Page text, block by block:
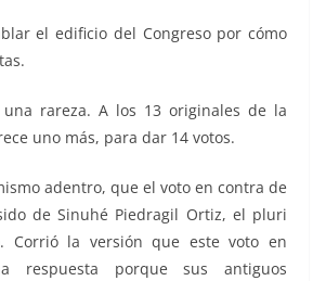
el edificio del Congreso por cómo
rareza. A los 13 originales de la
uno más, para dar 14 votos.
adentro, que el voto en contra de
de Sinuhé Piedragil Ortiz, el pluri
Corrió la versión que este voto en
respuesta porque sus antiguos